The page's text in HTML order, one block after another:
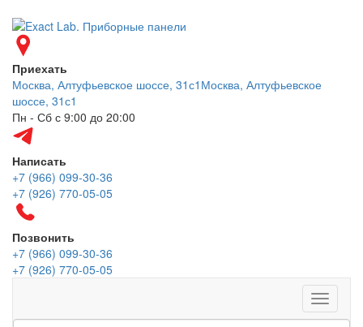
Приехать
Москва, Алтуфьевское шоссе, 31с1 Москва, Алтуфьевское
шоссе, 31с1
Пн - Сб с 9:00 до 20:00
Написать
+7 (966) 099-30-36
+7 (926) 770-05-05
Позвонить
+7 (966) 099-30-36
+7 (926) 770-05-05
Меню